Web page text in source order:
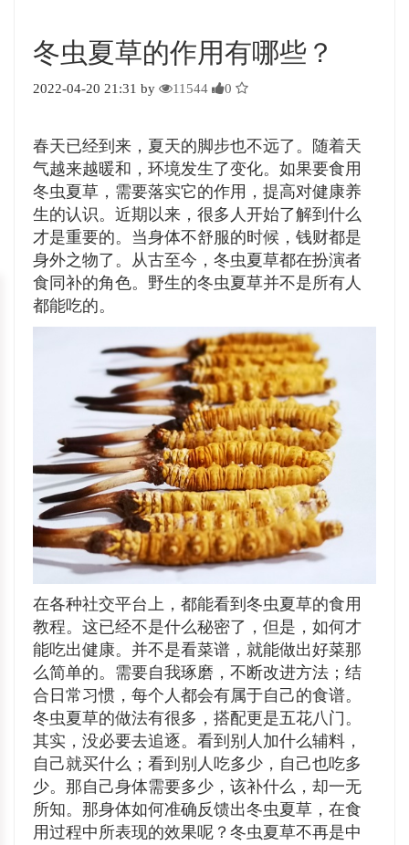
冬虫夏草的作用有哪些？
2022-04-20 21:31 by 11544 0
春天已经到来，夏天的脚步也不远了。随着天
气越来越暖和，环境发生了变化。如果要食用
冬虫夏草，需要落实它的作用，提高对健康养
生的认识。近期以来，很多人开始了解到什么
才是重要的。当身体不舒服的时候，钱财都是
身外之物了。从古至今，冬虫夏草都在扮演者
食同补的角色。野生的冬虫夏草并不是所有人
都能吃的。
在各种社交平台上，都能看到冬虫夏草的食用
教程。这已经不是什么秘密了，但是，如何才
能吃出健康。并不是看菜谱，就能做出好菜那
么简单的。需要自我琢磨，不断改进方法；结
合日常习惯，每个人都会有属于自己的食谱。
冬虫夏草的做法有很多，搭配更是五花八门。
其实，没必要去追逐。看到别人加什么辅料，
自己就买什么；看到别人吃多少，自己也吃多
少。那自己身体需要多少，该补什么，却一无
所知。那身体如何准确反馈出冬虫夏草，在食
用过程中所表现的效果呢？冬虫夏草不再是中